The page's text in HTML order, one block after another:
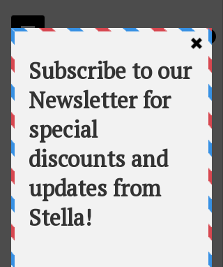
Stella
Fortuna's Table Catering